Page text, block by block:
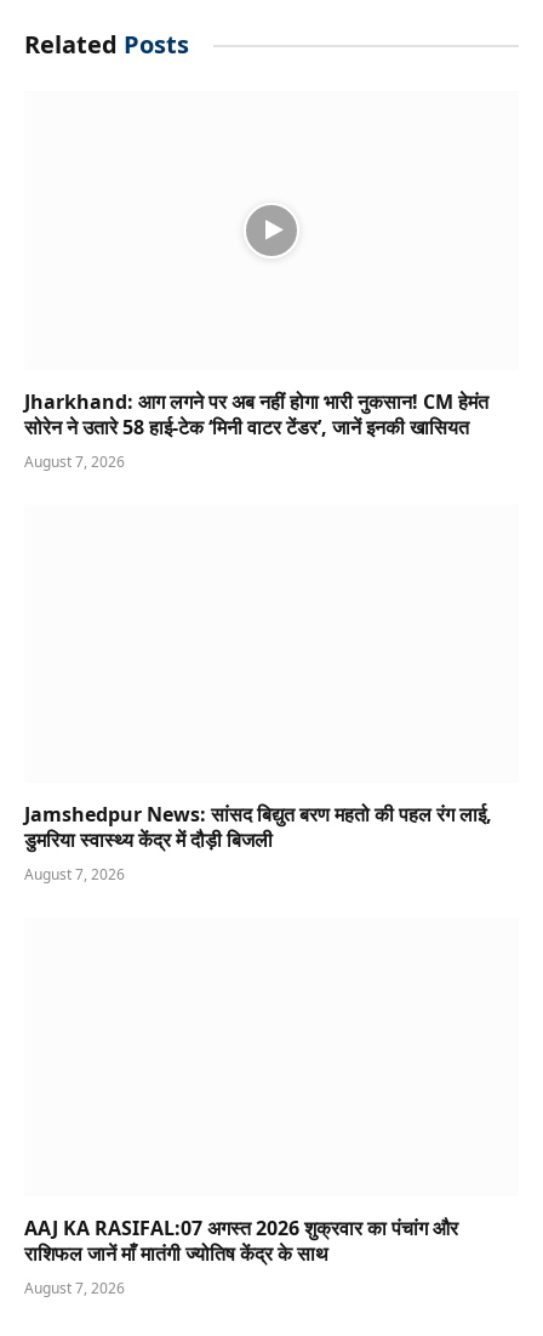
Related Posts
Jharkhand: आग लगने पर अब नहीं होगा भारी नुकसान! CM हेमंत
सोरेन ने उतारे 58 हाई-टेक ‘मिनी वाटर टेंडर’, जानें इनकी खासियत
August 7, 2026
Jamshedpur News: सांसद बिद्युत बरण महतो की पहल रंग लाई,
डुमरिया स्वास्थ्य केंद्र में दौड़ी बिजली
August 7, 2026
AAJ KA RASIFAL:07 अगस्त 2026 शुक्रवार का पंचांग और
राशिफल जानें माँ मातंगी ज्योतिष केंद्र के साथ
August 7, 2026